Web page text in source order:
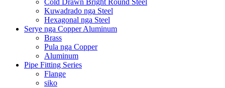
Cold Drawn Bright Round Steel
Kuwadrado nga Steel
Hexagonal nga Steel
Serye nga Copper Aluminum
Brass
Pula nga Copper
Aluminum
Pipe Fitting Series
Flange
siko